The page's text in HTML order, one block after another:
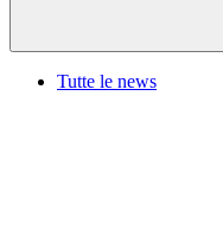
Tutte le news